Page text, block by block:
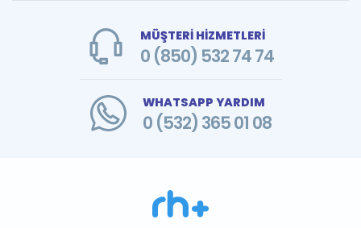
MÜŞTERİ HİZMETLERİ
0 (850) 532 74 74
WHATSAPP YARDIM
0 (532) 365 01 08